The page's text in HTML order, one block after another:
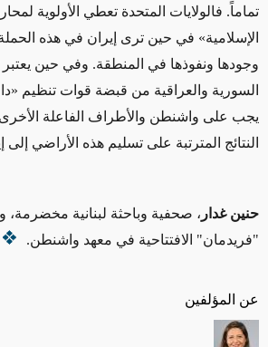
عن المؤلفين
تماماً. فالولايات المتحدة تعطي الأولوية
الإسلامية» في حين ترى إيران في هذه
وجودها ونفوذها في المنطقة. وفي حين يعتبر
السورية والعراقية من قبضة قوات تنظيم
يجب على واشنطن والأطراف الفاعلة الأخرى
النتائج المترتبة على تسليم هذه الأراضي إلى
حنين غدار ، صحفية وباحثة لبنانية مخضرمة،
"فريدمان" الافتتاحية في معهد واشنطن.